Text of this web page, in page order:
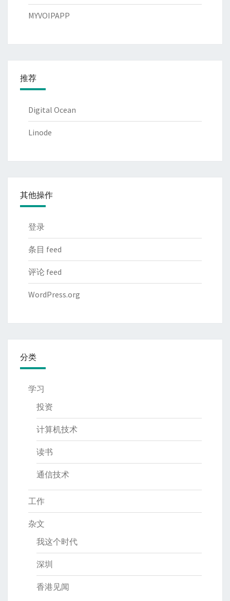
MYVOIPAPP
推荐
Digital Ocean
Linode
其他操作
登录
条目 feed
评论 feed
WordPress.org
分类
学习
投资
计算机技术
读书
通信技术
工作
杂文
我这个时代
深圳
香港见闻